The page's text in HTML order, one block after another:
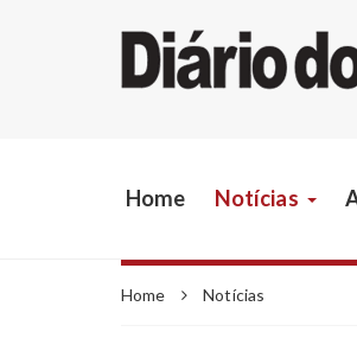
Home Notícias
Home Notícias